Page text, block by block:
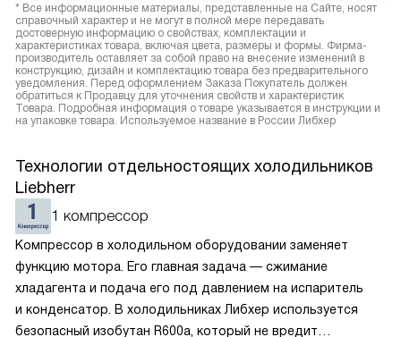
* Все информационные материалы, представленные на Сайте, носят
справочный характер и не могут в полной мере передавать
достоверную информацию о свойствах, комплектации и
характеристиках товара, включая цвета, размеры и формы. Фирма-
производитель оставляет за собой право на внесение изменений в
конструкцию, дизайн и комплектацию товара без предварительного
уведомления. Перед оформлением Заказа Покупатель должен
обратиться к Продавцу для уточнения свойств и характеристик
Товара. Подробная информация о товаре указывается в инструкции и
на упаковке товара. Используемое название в России Либхер
Технологии отдельностоящих холодильников
Liebherr
1 компрессор
Компрессор в холодильном оборудовании заменяет
функцию мотора. Его главная задача — сжимание
хладагента и подача его под давлением на испаритель
и конденсатор. В холодильниках Либхер используется
безопасный изобутан R600a, который не вредит